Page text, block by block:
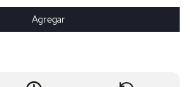
Agregar